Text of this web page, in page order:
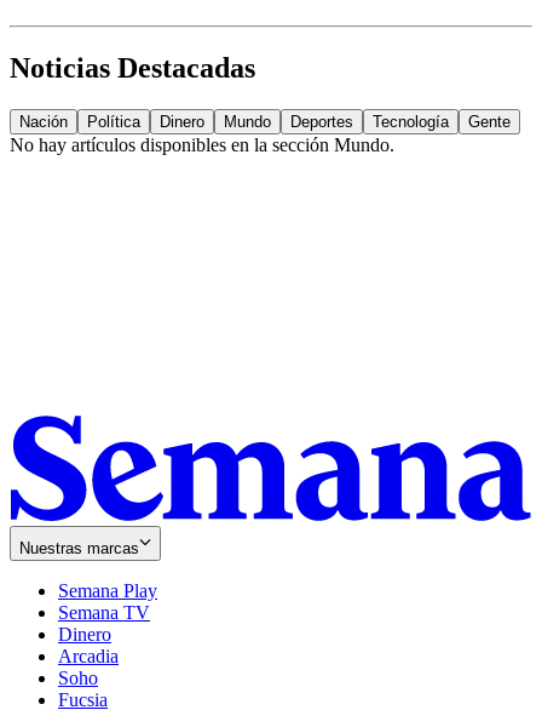
Noticias Destacadas
Nación Política Dinero Mundo Deportes Tecnología Gente
No hay artículos disponibles en la sección Mundo.
Nuestras marcas
Semana Play
Semana TV
Dinero
Arcadia
Soho
in
Fucsia